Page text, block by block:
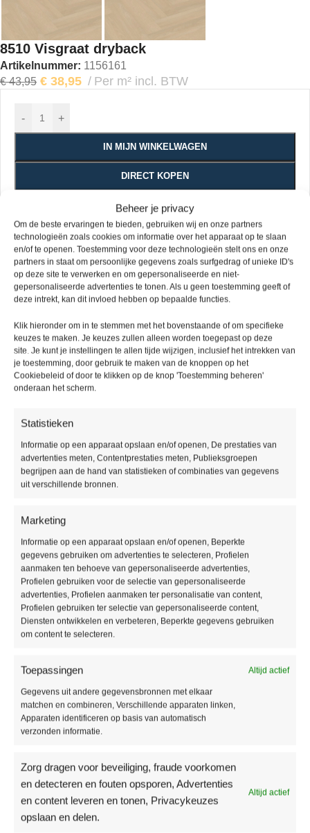
Beheer je privacy
Om de beste ervaringen te bieden, gebruiken wij en onze partners
technologieën zoals cookies om informatie over het apparaat op te slaan
en/of te openen. Toestemming voor deze technologieën stelt ons en onze
partners in staat om persoonlijke gegevens zoals surfgedrag of unieke ID's
op deze site te verwerken en om gepersonaliseerde en niet-
gepersonaliseerde advertenties te tonen. Als u geen toestemming geeft of
deze intrekt, kan dit invloed hebben op bepaalde functies.
Klik hieronder om in te stemmen met het bovenstaande of om specifieke
keuzes te maken. Je keuzes zullen alleen worden toegepast op deze
site. Je kunt je instellingen te allen tijde wijzigen, inclusief het intrekken van
je toestemming, door gebruik te maken van de knoppen op het
Cookiebeleid of door te klikken op de knop 'Toestemming beheren'
onderaan het scherm.
Statistieken
Informatie op een apparaat opslaan en/of openen, De prestaties van
advertenties meten, Contentprestaties meten, Publieksgroepen
begrijpen aan de hand van statistieken of combinaties van gegevens
uit verschillende bronnen.
Marketing
Informatie op een apparaat opslaan en/of openen, Beperkte
gegevens gebruiken om advertenties te selecteren, Profielen
aanmaken ten behoeve van gepersonaliseerde advertenties,
Profielen gebruiken voor de selectie van gepersonaliseerde
advertenties, Profielen aanmaken ter personalisatie van content,
Profielen gebruiken ter selectie van gepersonaliseerde content,
Diensten ontwikkelen en verbeteren, Beperkte gegevens gebruiken
om content te selecteren.
Toepassingen Altijd actief
Gegevens uit andere gegevensbronnen met elkaar
matchen en combineren, Verschillende apparaten linken,
Apparaten identificeren op basis van automatisch
verzonden informatie.
Zorg dragen voor beveiliging, fraude voorkomen
en detecteren en fouten opsporen, Advertenties
en content leveren en tonen, Privacykeuzes
opslaan en delen.
Altijd actief
8510 Visgraat dryback
Artikelnummer: 1156161
€43,95 € 38,95 Per m² incl. BTW
- +
IN MIJN WINKELWAGEN
DIRECT KOPEN
Vivafloors Pvc vloeren zijn verkrijgbaar in een verlijmde variant
en in een klik variant, stuk voor stuk voorzien van een sterke
slijtlaag van 0.55mm.
Handig om te weten
Houdt u rekening met 5 tot 10% snijverlies?
Mocht u nog specifieke wensen hebben, vermeld deze dan
Bel voor vragen 085 – 016 38 81 of mail
info@picobellovloeren.nl
Levering
48 uur
Producteigenschappen
Pakinhoud:2,99 m2
Dikte:2,5 mm
Breedte:146 mm
Lengte:730 mm
Gebruikersklasse:33
Toplaag:0,55 mm
Fabrieksgarantie:15 jaar
Type / style:Visgraat
Aanvullende informatie
MERK
Productomschrijving
De Vivafloors collectie geeft een natuurlijke sfeer aan uw